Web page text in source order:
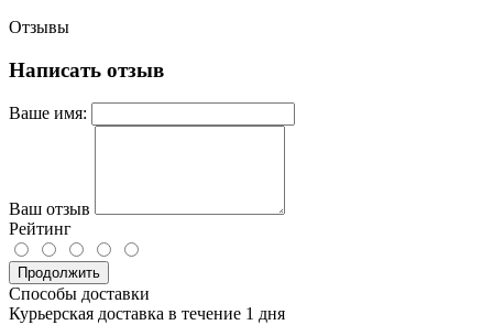
Отзывы
Написать отзыв
Ваше имя:
Ваш отзыв
Рейтинг
Продолжить
Способы доставки
Курьерская доставка в течение 1 дня